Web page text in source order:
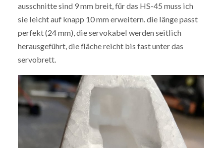
ausschnitte sind 9 mm breit, für das HS-45 muss ich
sie leicht auf knapp 10 mm erweitern. die länge passt
perfekt (24 mm), die servokabel werden seitlich
herausgeführt, die fläche reicht bis fast unter das
servobrett.